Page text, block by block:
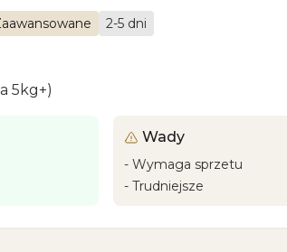
2-5 dni
5kg+)
Wady
- Wymaga sprzetu
- Trudniejsze